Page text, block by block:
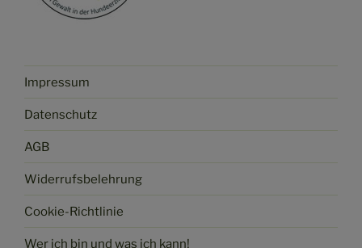
Impressum
Datenschutz
AGB
Widerrufsbelehrung
Cookie-Richtlinie
Wer ich bin und was ich kann!